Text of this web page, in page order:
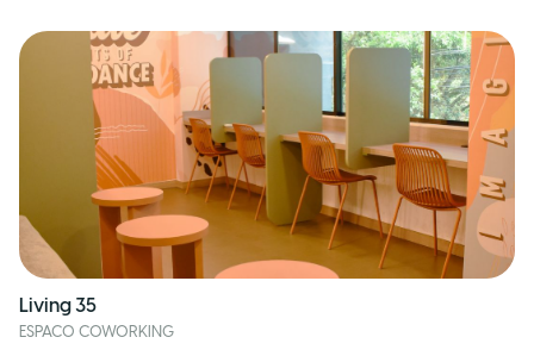
Living 35
ESPACO COWORKING